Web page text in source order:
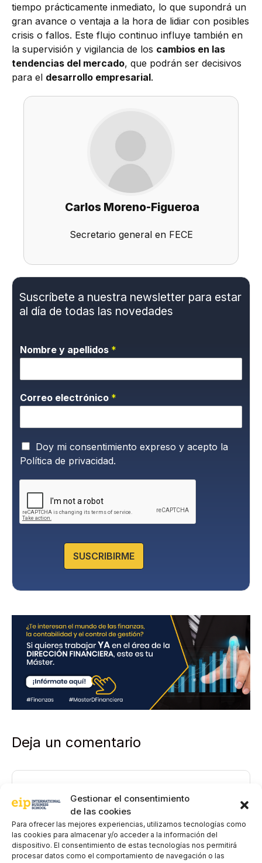
Gestionar el consentimiento
de las cookies
Para ofrecer las mejores experiencias, utilizamos tecnologías como
las cookies para almacenar y/o acceder a la información del
dispositivo. El consentimiento de estas tecnologías nos permitirá
procesar datos como el comportamiento de navegación o las
tiempo prácticamente inmediato, lo que supondrá un
gran avance o ventaja a la hora de lidiar con posibles
crisis o fallos. Este flujo continuo influye también en
la supervisión y vigilancia de los cambios en las
tendencias del mercado, que podrán ser decisivos
para el desarrollo empresarial.
Carlos Moreno-Figueroa
Secretario general en FECE
Suscríbete a nuestra newsletter para estar
al día de todas las novedades
Nombre y apellidos *
Correo electrónico *
P
o
l
í
c
a
Doy mi consentimiento expreso y acepto la
Política de privacidad.
SUSCRIBIRME
Deja un comentario
Comentario